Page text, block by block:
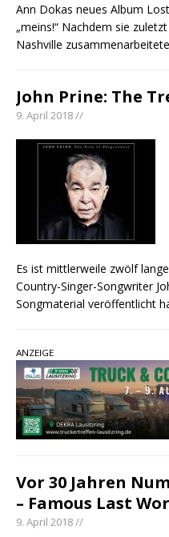
Ann Dokas neues Album
„meins!“ Nachdem sie
Nashville
John Prine: The
9. April 2018 //
Es ist mittlerweile zwölf
Country-Singer-Songwriter
Songmaterial veröffentlicht
ANZEIGE
Vor 30 Jahren
– Famous Last
9. April 2018 //